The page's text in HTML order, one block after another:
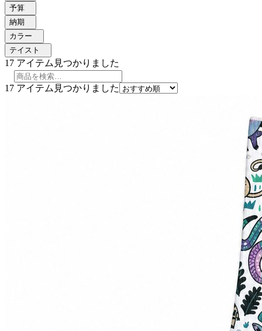
予算
納期
カラー
テイスト
17 アイテム見つかりました
17 アイテム見つかりました